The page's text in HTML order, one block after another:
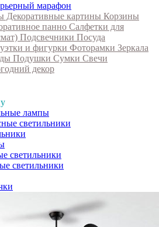
марафон
Декоративные картины Корзины
панно Салфетки для
Подсвечники Посуда
и фигурки Фоторамки Зеркала
Подушки Сумки Свечи
декор
лампы
светильники
светильники
светильники